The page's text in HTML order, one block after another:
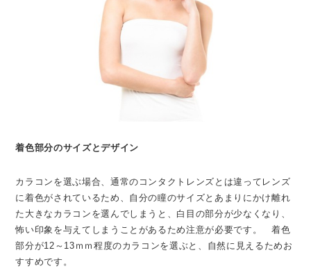
着色部分のサイズとデザイン
カラコンを選ぶ場合、通常のコンタクトレンズとは違ってレンズ
に着色がされているため、自分の瞳のサイズとあまりにかけ離れ
た大きなカラコンを選んでしまうと、白目の部分が少なくなり、
怖い印象を与えてしまうことがあるため注意が必要です。 着色
部分が12～13ｍｍ程度のカラコンを選ぶと、自然に見えるためお
すすめです。